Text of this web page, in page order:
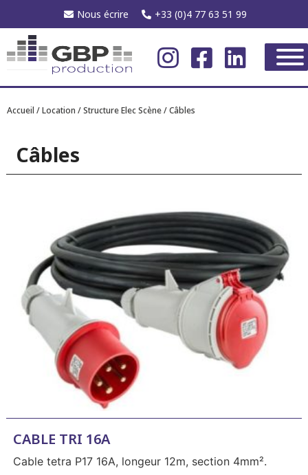
Nous écrire +33 (0)4 77 63 51 99
Accueil /Location /Structure Elec Scène/ Câbles
Câbles
CABLE TRI 16A
Cable tetra P17 16A, longeur 12m, section 4mm².